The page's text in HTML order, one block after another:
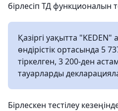
бірлесіп ТД функционалын
Қазіргі уақытта "KEDEN"
өндірістік ортасында 5
тіркелген, 3 200-ден
тауарларды
Бірлескен тестілеу